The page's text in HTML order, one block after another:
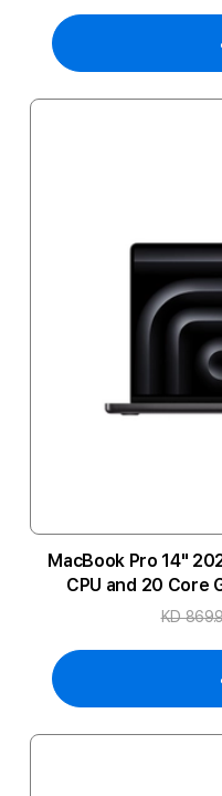
MacBook Pro 14"
CPU and 20 Core
KD